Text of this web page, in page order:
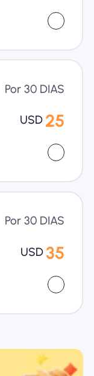
Por 30 DIAS
USD 25
Por 30 DIAS
USD 35